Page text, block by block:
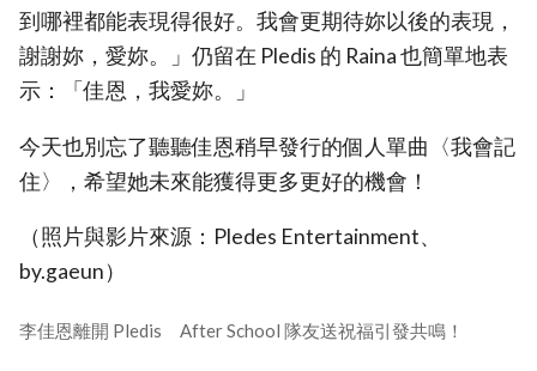
到哪裡都能表現得很好。我會更期待妳以後的表現，
謝謝妳，愛妳。」仍留在 Pledis 的 Raina 也簡單地表
示：「佳恩，我愛妳。」
今天也別忘了聽聽佳恩稍早發行的個人單曲〈我會記
住〉，希望她未來能獲得更多更好的機會！
（照片與影片來源：Pledes Entertainment、
by.gaeun）
李佳恩離開 Pledis After School 隊友送祝福引發共鳴！